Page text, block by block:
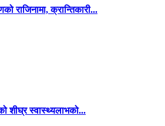
राजिनामा, क्रान्तिकारी...
शीघ्र स्वास्थ्यलाभको...